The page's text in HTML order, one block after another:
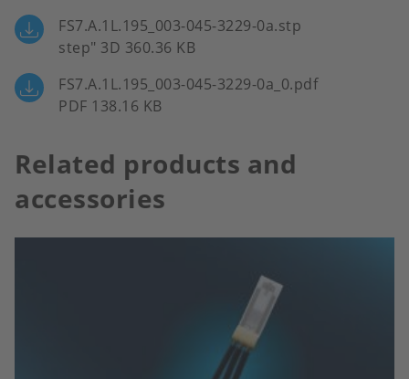
FS7.A.1L.195_003-045-3229-0a.stp
step" 3D 360.36 KB
FS7.A.1L.195_003-045-3229-0a_0.pdf
PDF 138.16 KB
Related products and
accessories